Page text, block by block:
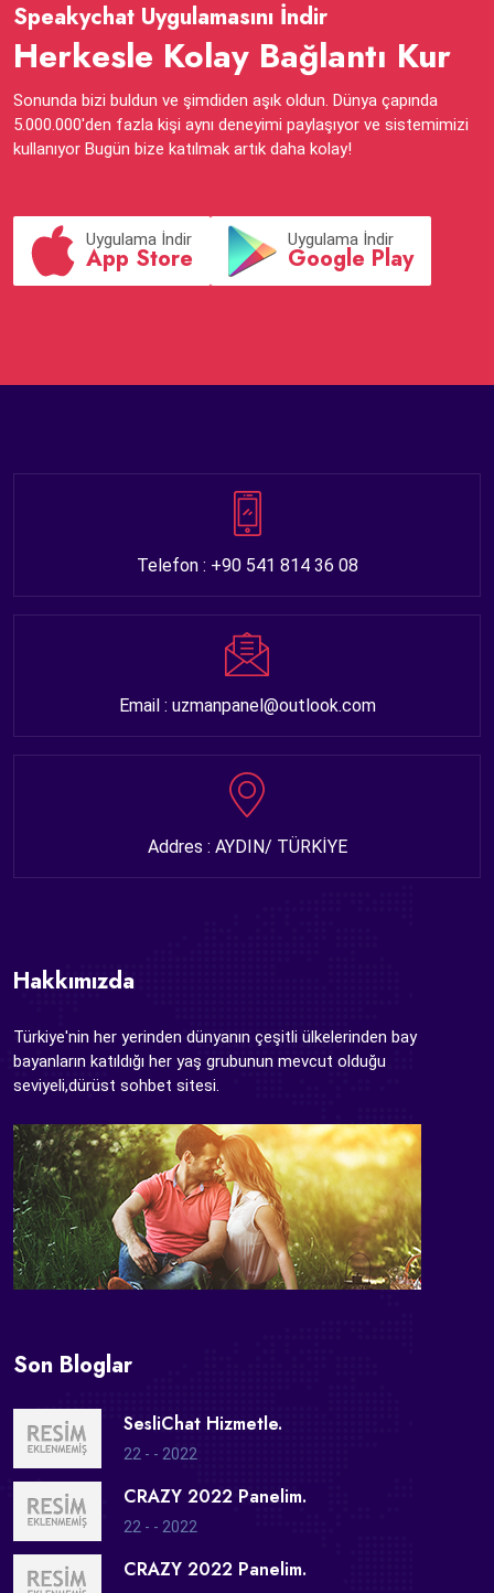
Speakychat Uygulamasını İndir
Herkesle Kolay Bağlantı Kur
Sonunda bizi buldun ve şimdiden aşık oldun. Dünya çapında
5.000.000'den fazla kişi aynı deneyimi paylaşıyor ve sistemimizi
kullanıyor Bugün bize katılmak artık daha kolay!
Uygulama İndir
App Store
Uygulama İndir
Google Play
Telefon : +90 541 814 36 08
Email : uzmanpanel@outlook.com
Addres : AYDIN/ TÜRKİYE
Hakkımızda
Türkiye'nin her yerinden dünyanın çeşitli ülkelerinden bay
bayanların katıldığı her yaş grubunun mevcut olduğu
seviyeli,dürüst sohbet sitesi.
Son Bloglar
SesliChat Hizmetle.
22 - - 2022
CRAZY 2022 Panelim.
22 - - 2022
CRAZY 2022 Panelim.